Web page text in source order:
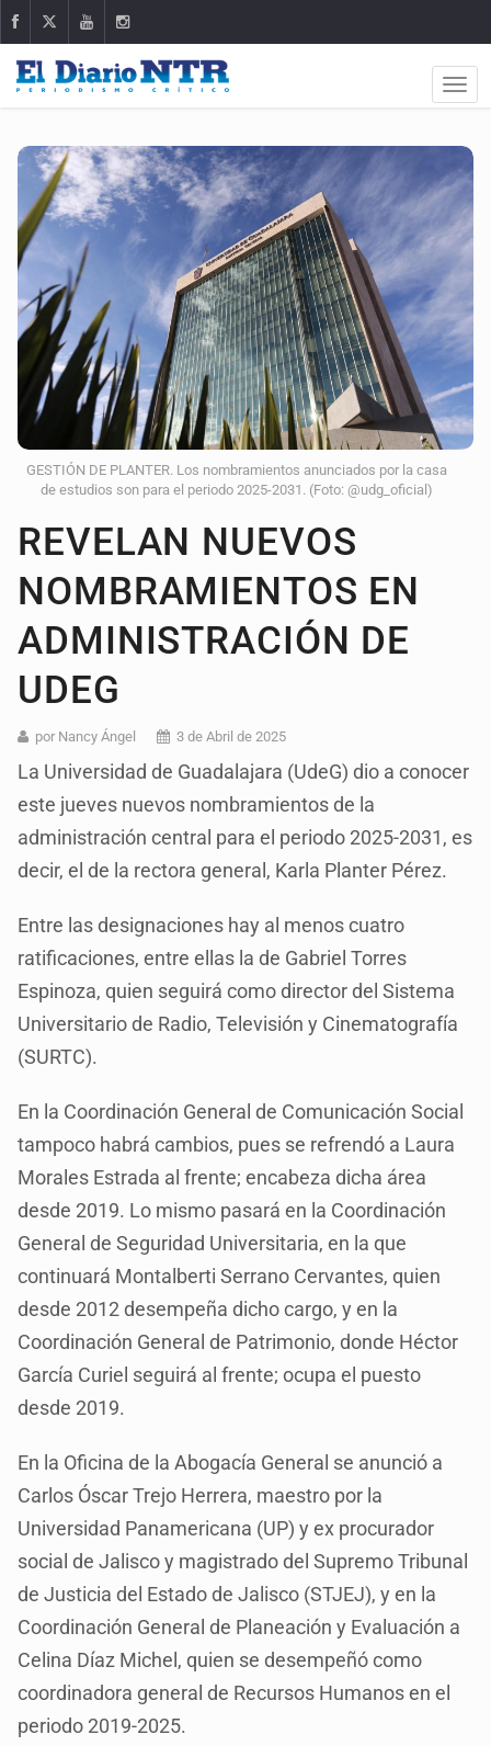
GESTIÓN DE PLANTER. Los nombramientos anunciados por la casa
de estudios son para el periodo 2025-2031. (Foto: @udg_oficial)
REVELAN NUEVOS
NOMBRAMIENTOS EN
ADMINISTRACIÓN DE
UDEG
por Nancy Ángel 3 de Abril de 2025
La Universidad de Guadalajara (UdeG) dio a conocer
este jueves nuevos nombramientos de la
administración central para el periodo 2025-2031, es
decir, el de la rectora general, Karla Planter Pérez.
Entre las designaciones hay al menos cuatro
ratificaciones, entre ellas la de Gabriel Torres
Espinoza, quien seguirá como director del Sistema
Universitario de Radio, Televisión y Cinematografía
(SURTC)­.
En la Coordinación General de Comunicación Social
tampoco habrá cambios, pues se refrendó a Laura
Morales Estrada al frente; encabeza dicha área
desde 2019. Lo mismo pasará en la Coordinación
General de Seguridad Universitaria, en la que
continuará Montalberti Serrano Cervantes, quien
desde 2012 desempeña dicho cargo, y en la
Coordinación General de Patrimonio, donde Héctor
García Curiel seguirá al frente; ocupa el puesto
desde 2019.
En la Oficina de la Abogacía General se anunció a
Carlos Óscar Trejo Herrera, maestro por la
Universidad Panamericana (UP) y ex procurador
social de Jalisco y magistrado del Supremo Tribunal
de Justicia del Estado de Jalisco (STJEJ), y en la
Coordinación General de Planeación y Evaluación a
Celina Díaz Michel, quien se desempeñó como
coordinadora general de Recursos Humanos en el
periodo 2019-2025.